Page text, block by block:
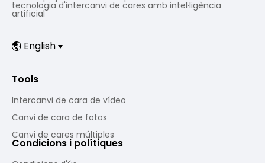
tecnologia d'intercanvi de cares amb intel·ligència
artificial
English
Tools
Intercanvi de cara de vídeo
Canvi de cara de fotos
Canvi de cares múltiples
Condicions i polítiques